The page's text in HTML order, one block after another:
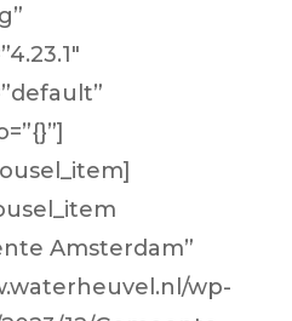
Amsterdam”
wp-